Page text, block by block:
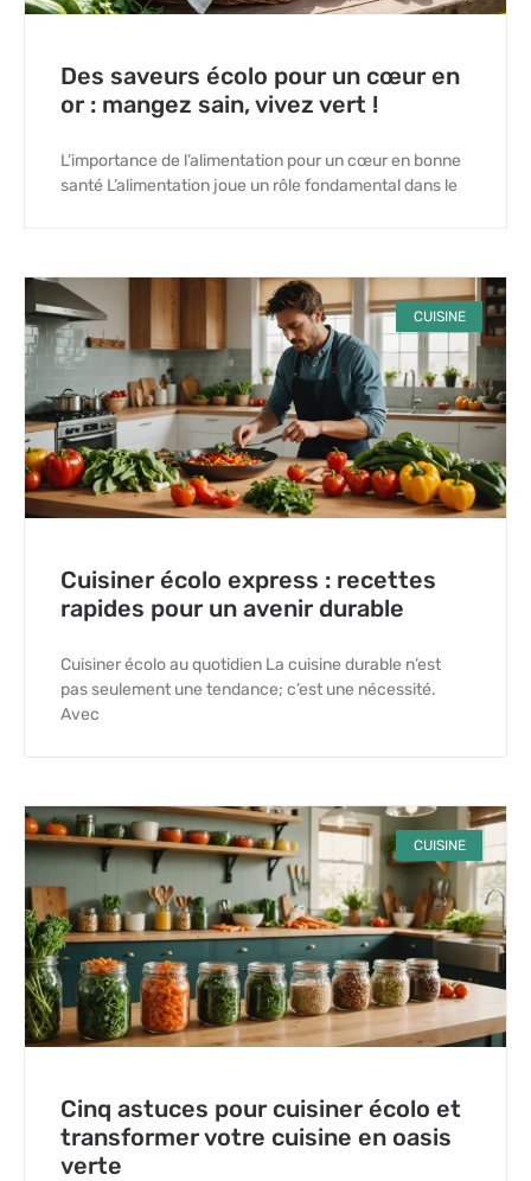
Des saveurs écolo pour un cœur en
or : mangez sain, vivez vert !
L’importance de l’alimentation pour un cœur en bonne
santé L’alimentation joue un rôle fondamental dans le
CUISINE
Cuisiner écolo express : recettes
rapides pour un avenir durable
Cuisiner écolo au quotidien La cuisine durable n’est
pas seulement une tendance; c’est une nécessité.
Avec
CUISINE
Cinq astuces pour cuisiner écolo et
transformer votre cuisine en oasis
verte